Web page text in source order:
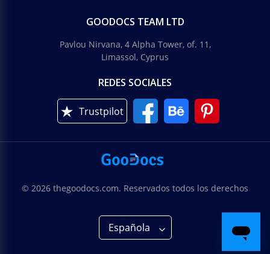
GOODOCS TEAM LTD
Pavlou Nirvana, 4 Alpha Tower, of. 11,
Limassol, Cyprus
REDES SOCIALES
Trustpilot
© 2026 thegoodocs.com. Reservados todos los derechos
Española